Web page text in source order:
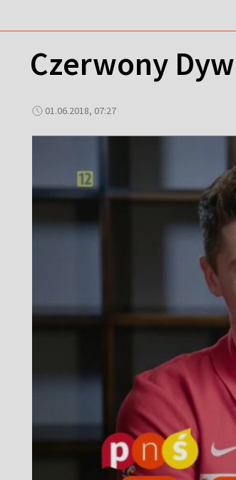
Czerwony
01.06.2018, 07:27